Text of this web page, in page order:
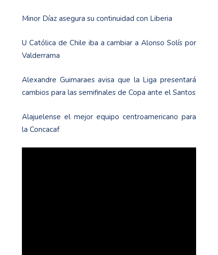
Minor Díaz asegura su continuidad con Liberia
U Católica de Chile iba a cambiar a Alonso Solís por
Valderrama
Alexandre Guimaraes avisa que la Liga presentará
cambios para las semifinales de Copa ante el Santos
Alajuelense el mejor equipo centroamericano para
la Concacaf